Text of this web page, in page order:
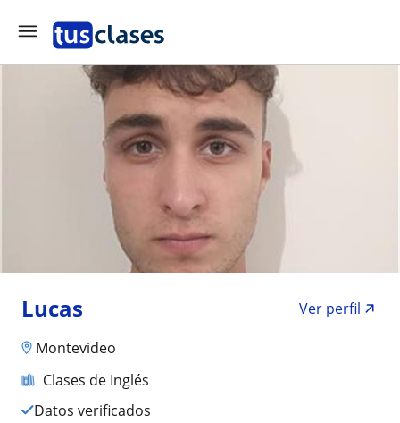
Lucas
Ver perfil
Montevideo
Clases de Inglés
Datos verificados